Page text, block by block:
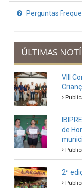
Perguntas
ÚLTIMAS
VIII
de
2ª